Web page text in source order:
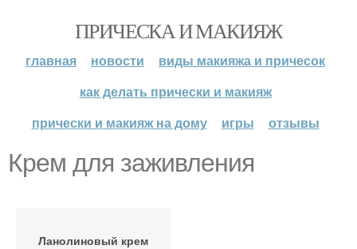
ПРИЧЕСКА И МАКИЯЖ
главная новости
виды макияжа и причесок
как делать прически и макияж
прически и макияж на дому
игры отзывы
Крем для заживления
Ланолиновый крем